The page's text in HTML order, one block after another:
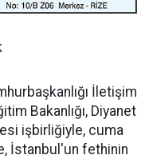
İletişim
Bakanlığı, Diyanet
işbirliğiyle, cuma
İstanbul'un fethinin